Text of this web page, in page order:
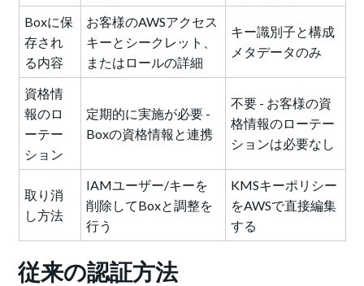
Boxに保
存され
る内容
お客様のAWSアクセス
キーとシークレット、
またはロールの詳細
キー識別子と構成
メタデータのみ
資格情
報のロ
ーテー
ション
定期的に実施が必要 -
Boxの資格情報と連携
不要 - お客様の資
格情報のローテー
ションは必要なし
取り消
し方法
IAMユーザー/キーを
削除してBoxと調整を
行う
KMSキーポリシー
をAWSで直接編集
する
従来の認証方法